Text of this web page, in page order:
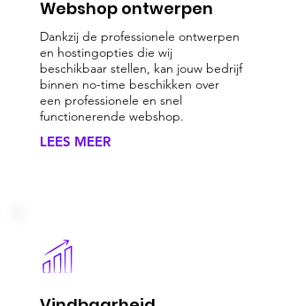
Webshop ontwerpen
Dankzij de professionele ontwerpen
en hostingopties die wij
beschikbaar stellen, kan jouw bedrijf
binnen no-time beschikken over
een professionele en snel
functionerende webshop.
LEES MEER